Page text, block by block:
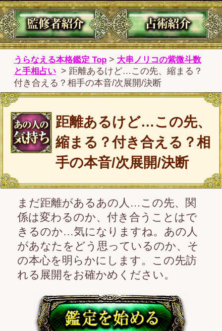
距離あるけど…この先、
縮まる？付き合える？相
手の本音/次展開/決断
まだ距離があるあの人…この先、関
係は変わるのか、付き合うことはで
きるのか…気になりますね。あの人
があなたをどう思っているのか、そ
の本心を明らかにします。この先訪
れる展開をお確かめください。
大串ノリコからあなたへ
あの人は、どんな恋愛を求めて
いる？
あの人にとって、あなたは恋愛
対象？それ以外？
あの人は恋愛で何を手に入れた
いのか